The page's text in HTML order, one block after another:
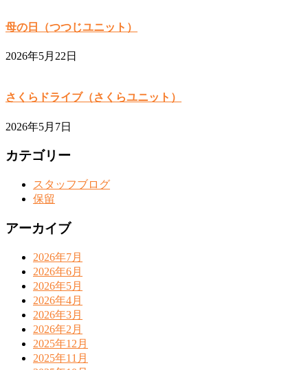
母の日（つつじユニット）
2026年5月22日
さくらドライブ（さくらユニット）
2026年5月7日
カテゴリー
スタッフブログ
保留
アーカイブ
2026年7月
2026年6月
2026年5月
2026年4月
2026年3月
2026年2月
2025年12月
2025年11月